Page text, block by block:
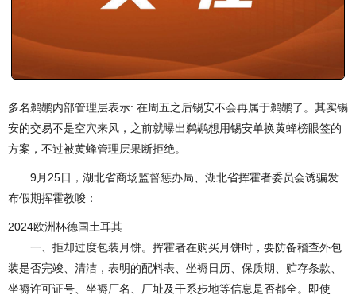
多名鹈鹕内部管理层表示: 在周五之后锡安不会再属于鹈鹕了。其实锡
安的交易不是空穴来风，之前就曝出鹈鹕想用锡安单换黄蜂榜眼签的
方案，不过被黄蜂管理层果断拒绝。
9月25日，湖北省商场监督惩办局、湖北省挥霍者委员会诱骗发
布假期挥霍教唆：
2024欧洲杯德国土耳其
一、拒却过度包装月饼。挥霍者在购买月饼时，要防备稽查外包
装是否完竣、清洁，表明的配料表、坐褥日历、保质期、贮存条款、
坐褥许可证号、坐褥厂名、厂址及干系步地等信息是否都全。即使